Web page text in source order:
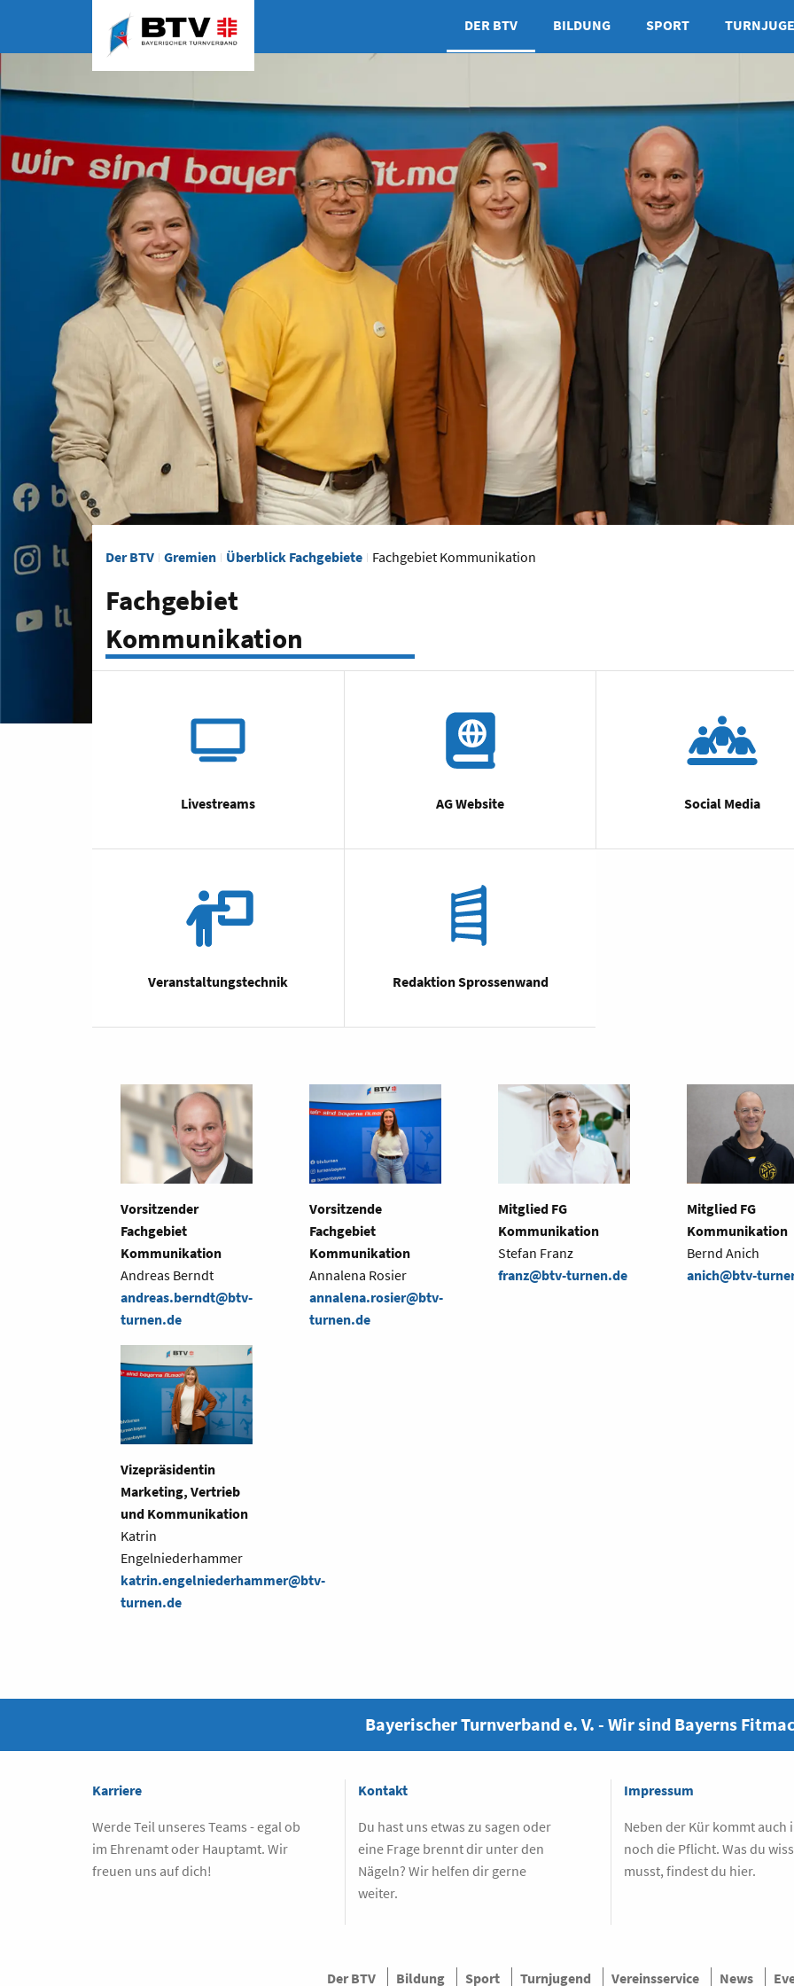
DER BTV BILDUNG SPORT
Der BTV Gremien Überblick Fachgebiete Fachgebiet Kommunikation
Fachgebiet
Kommunikation
Livestreams AG Website Social Media
Veranstaltungstechnik Redaktion Sprossenwand
Vorsitzender
Fachgebiet
Kommunikation
Andreas Berndt
andreas.berndt@btv-
turnen.de
Vorsitzende
Fachgebiet
Kommunikation
Annalena Rosier
annalena.rosier@btv-
turnen.de
Mitglied FG
Kommunikation
Stefan Franz
franz@btv-turnen.de
Mitglied FG
Kommunikation
Bernd Anich
anich@btv-
Vizepräsidentin
Marketing, Vertrieb
und Kommunikation
Katrin
Engelniederhammer
katrin.engelniederhammer@btv-
turnen.de
Bayerischer Turnverband e. V. - Wir sind Bayerns
Karriere
Werde Teil unseres Teams - egal ob
im Ehrenamt oder Hauptamt. Wir
freuen uns auf dich!
Kontakt
Du hast uns etwas zu sagen oder
eine Frage brennt dir unter den
Nägeln? Wir helfen dir gerne
weiter.
Impressum
Neben der Kür kommt auch
noch die Pflicht. Was du
musst, findest du hier.
Der BTV Bildung Sport Turnjugend Vereinsservice News